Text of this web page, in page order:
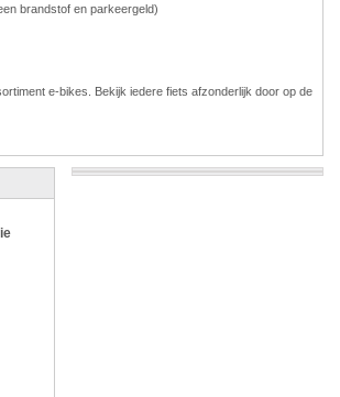
brandstof en parkeergeld)
e-bikes. Bekijk iedere fiets afzonderlijk door op de